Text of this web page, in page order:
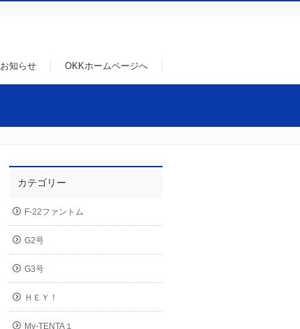
お知らせ OKKホームページへ
カテゴリー
F-22ファントム
G2号
G3号
ＨＥＹ！
My-TENTA１